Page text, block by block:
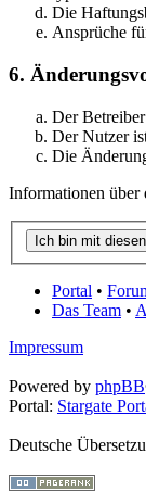
Die
Ansprüche
6.
Der
Der Nutzer
Die
Informationen über
Portal •
Das Team •
Impressum
Powered by phpBB
Portal: Stargate
Deutsche